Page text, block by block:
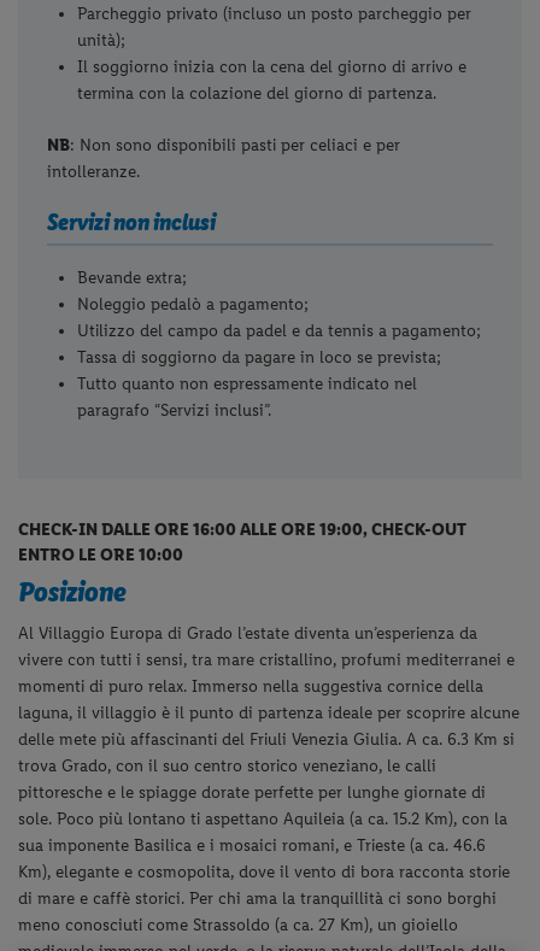
Parcheggio privato (incluso un posto parcheggio per
unità);
Il soggiorno inizia con la cena del giorno di arrivo e
termina con la colazione del giorno di partenza.
NB: Non sono disponibili pasti per celiaci e per
intolleranze.
Servizi non inclusi
Bevande extra;
Noleggio pedalò a pagamento;
Utilizzo del campo da padel e da tennis a pagamento;
Tassa di soggiorno da pagare in loco se prevista;
Tutto quanto non espressamente indicato nel
paragrafo “Servizi inclusi”.
CHECK-IN DALLE ORE 16:00 ALLE ORE 19:00, CHECK-OUT
ENTRO LE ORE 10:00
Posizione
Al Villaggio Europa di Grado l’estate diventa un’esperienza da
vivere con tutti i sensi, tra mare cristallino, profumi mediterranei e
momenti di puro relax. Immerso nella suggestiva cornice della
laguna, il villaggio è il punto di partenza ideale per scoprire alcune
delle mete più affascinanti del Friuli Venezia Giulia. A ca. 6.3 Km si
trova Grado, con il suo centro storico veneziano, le calli
pittoresche e le spiagge dorate perfette per lunghe giornate di
sole. Poco più lontano ti aspettano Aquileia (a ca. 15.2 Km), con la
sua imponente Basilica e i mosaici romani, e Trieste (a ca. 46.6
Km), elegante e cosmopolita, dove il vento di bora racconta storie
di mare e caffè storici.Per chi ama la tranquillità ci sono borghi
meno conosciuti come Strassoldo (a ca. 27 Km), un gioiello